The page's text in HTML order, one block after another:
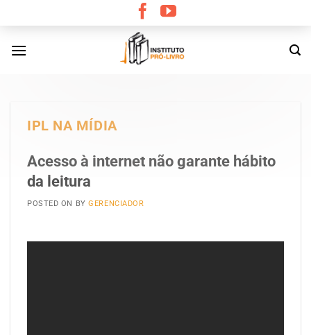
content
IPL NA MÍDIA
Acesso à internet não garante hábito
da leitura
POSTED ON BYGERENCIADOR